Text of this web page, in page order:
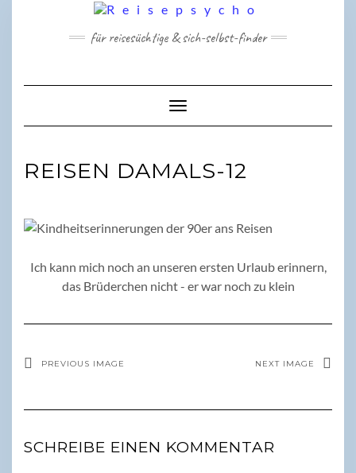
für reisesüchtige & sich-selbst-finder
Toggle Navigation
REISEN DAMALS-12
Ich kann mich noch an unseren ersten Urlaub erinnern,
das Brüderchen nicht - er war noch zu klein
PREVIOUS IMAGE NEXT IMAGE
SCHREIBE EINEN KOMMENTAR